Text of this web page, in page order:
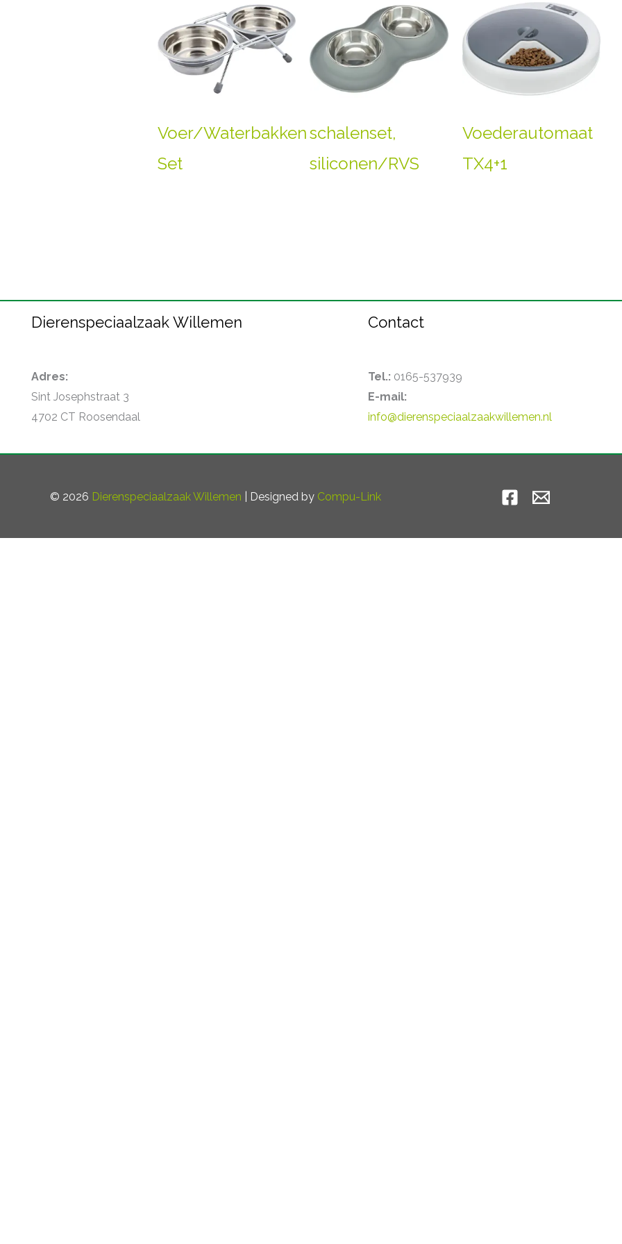
Voer/Waterbakken
Set
schalenset,
siliconen/RVS
Voederautomaat
TX4+1
Dierenspeciaalzaak Willemen
Adres:
Sint Josephstraat 3
4702 CT Roosendaal
Contact
Tel.:0165-537939
E-mail:
info@dierenspeciaalzaakwillemen.nl
© 2026 Dierenspeciaalzaak Willemen | Designed by Compu-Link